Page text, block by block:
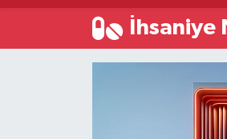
Son Dakika Haberleri